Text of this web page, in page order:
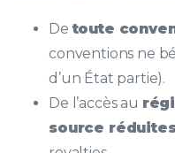
Detoute
conventions ne
d’un État partie).
De l’accès au
source